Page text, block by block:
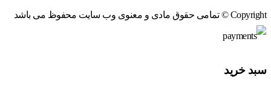
Copyright © تمامی حقوق مادی و معنوی وب سایت محفوظ می باشد
سبد خرید